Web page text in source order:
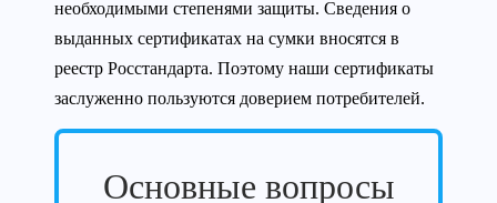
необходимыми степенями защиты. Сведения о
выданных сертификатах на сумки вносятся в
реестр Росстандарта. Поэтому наши сертификаты
заслуженно пользуются доверием потребителей.
Основные вопросы